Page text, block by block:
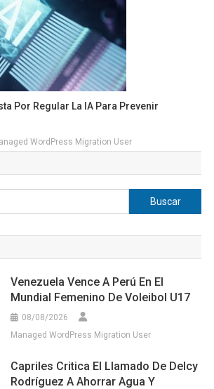
Por Regular La IA Para Prevenir
WordPress Migration User
Buscar:
Venezuela Vence A Perú En El
Mundial Femenino De Voleibol U17
08/08/2026
Managed WordPress Migration User
Capriles Critica El Llamado De Delcy
Rodríguez A Ahorrar Agua Y